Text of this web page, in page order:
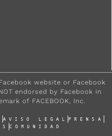
website or Facebook
endorsed by Facebook in
of FACEBOOK, Inc.
AVISO LEGAL
PRENSA
COMUNIDAD